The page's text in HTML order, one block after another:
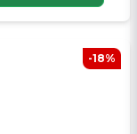
-18%